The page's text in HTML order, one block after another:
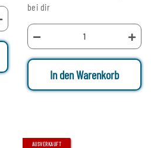
bei dir
In den Warenkorb
AUSVERKAUFT